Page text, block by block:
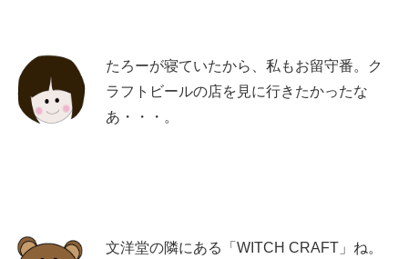
たろーが寝ていたから、私もお留守番。ク
ラフトビールの店を見に行きたかったな
あ・・・。
文洋堂の隣にある「WITCH CRAFT」ね。